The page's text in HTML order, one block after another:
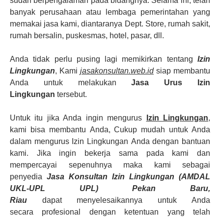
banyak perusahaan atau lembaga pemerintahan yang
memakai jasa kami, diantaranya Dept. Store, rumah sakit,
rumah bersalin, puskesmas, hotel, pasar, dll.
Anda tidak perlu pusing lagi memikirkan tentang Izin
Lingkungan, Kami jasakonsultan.web.idsiap membantu
Anda untuk melakukanJasa Urus Izin
Lingkungan tersebut.
Untuk itu jika Anda ingin mengurus Izin Lingkungan,
kami bisa membantu Anda, Cukup mudah untuk Anda
dalam mengurus Izin Lingkungan Anda dengan bantuan
kami. Jika ingin bekerja sama pada kami dan
mempercayai sepenuhnya maka kami sebagai
penyedia Jasa Konsultan Izin Lingkungan (AMDAL
UKL-UPL UPL)Pekan Baru,
Riau
dapat menyelesaikannya untuk Anda
secara profesional dengan ketentuan yang telah